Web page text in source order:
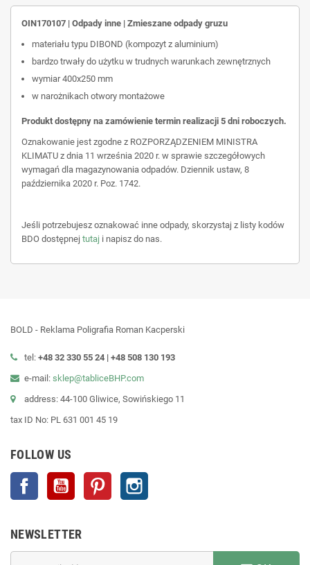
OIN170107 | Odpady inne | Zmieszane odpady gruzu
materiału typu DIBOND (kompozyt z aluminium)
bardzo trwały do użytku w trudnych warunkach zewnętrznych
wymiar 400x250 mm
w narożnikach otwory montażowe
Produkt dostępny na zamówienie termin realizacji 5 dni roboczych.
Oznakowanie jest zgodne z ROZPORZĄDZENIEM MINISTRA
KLIMATU z dnia 11 września 2020 r. w sprawie szczegółowych
wymagań dla magazynowania odpadów. Dziennik ustaw, 8
października 2020 r. Poz. 1742.
Jeśli potrzebujesz oznakować inne odpady, skorzystaj z listy kodów
BDO dostępnej tutaj i napisz do nas.
BOLD - Reklama Poligrafia Roman Kacperski
tel: +48 32 330 55 24 | +48 508 130 193
e-mail: sklep@tabliceBHP.com
address: 44-100 Gliwice, Sowińskiego 11
tax ID No: PL 631 001 45 19
FOLLOW US
Facebook YouTube Pinterest
NEWSLETTER